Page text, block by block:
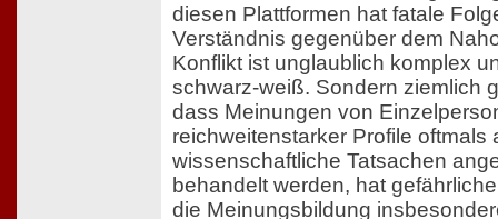
diesen Plattformen hat fatale
Verständnis gegenüber dem
Konflikt ist unglaublich komplex
schwarz-weiß. Sondern ziemlich
dass Meinungen von
reichweitenstarker Profile oftmals
wissenschaftliche Tatsachen
behandelt werden, hat
die Meinungsbildung